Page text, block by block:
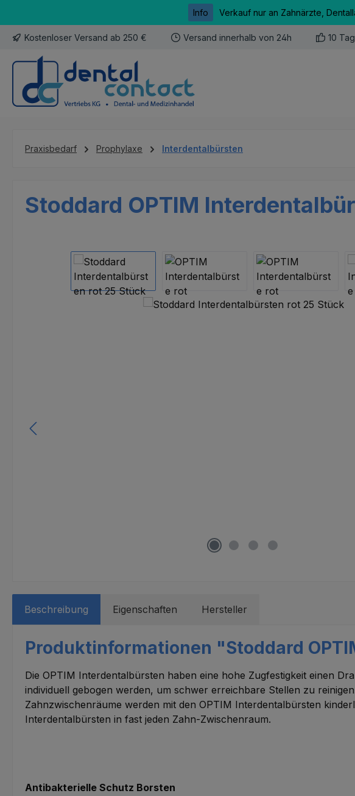
Info Verkauf nur an Zahnärzte,
Kostenloser Versand ab 250 € Versand innerhalb von 24h 10
Praxisbedarf Prophylaxe Interdentalbürsten
Stoddard OPTIM
Bildergalerie überspringen
Beschreibung Eigenschaften Hersteller
Produktinformationen "Stoddard
Die OPTIM Interdentalbürsten haben eine hohe Zugfestigkeit einen
individuell gebogen werden, um schwer erreichbare Stellen zu
Zahnzwischenräume werden mit den OPTIM Interdentalbürsten
Interdentalbürsten in fast jeden Zahn-Zwischenraum.
Antibakterielle Schutz Borsten